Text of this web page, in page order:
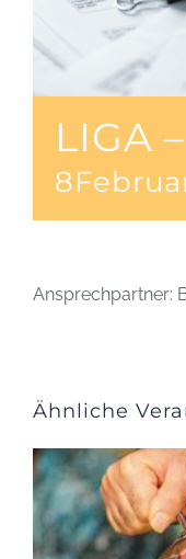
LIGA
Ansprechpartner:
Ähnliche